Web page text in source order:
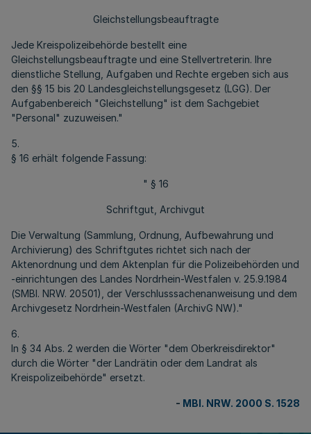
Gleichstellungsbeauftragte
Jede Kreispolizeibehörde bestellt eine
Gleichstellungsbeauftragte und eine Stellvertreterin. Ihre
dienstliche Stellung, Aufgaben und Rechte ergeben sich aus
den §§ 15 bis 20 Landesgleichstellungsgesetz (LGG). Der
Aufgabenbereich "Gleichstellung" ist dem Sachgebiet
"Personal" zuzuweisen."
5.
§ 16 erhält folgende Fassung:
" § 16
Schriftgut, Archivgut
Die Verwaltung (Sammlung, Ordnung, Aufbewahrung und
Archivierung) des Schriftgutes richtet sich nach der
Aktenordnung und dem Aktenplan für die Polizeibehörden und
-einrichtungen des Landes Nordrhein-Westfalen v. 25.9.1984
(SMBl. NRW. 20501), der Verschlusssachenanweisung und dem
Archivgesetz Nordrhein-Westfalen (ArchivG NW)."
6.
In § 34 Abs. 2 werden die Wörter "dem Oberkreisdirektor"
durch die Wörter "der Landrätin oder dem Landrat als
Kreispolizeibehörde" ersetzt.
- MBl. NRW. 2000 S. 1528